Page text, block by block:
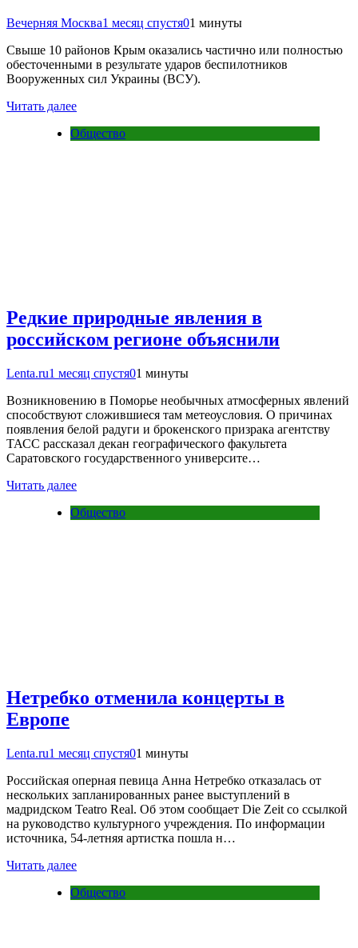
Вечерняя Москва1 месяц спустя01 минуты
Свыше 10 районов Крым оказались частично или полностью
обесточенными в результате ударов беспилотников
Вооруженных сил Украины (ВСУ).
Читать далее
Общество
Редкие природные явления в
российском регионе объяснили
Lenta.ru1 месяц спустя01 минуты
Возникновению в Поморье необычных атмосферных явлений
способствуют сложившиеся там метеоусловия. О причинах
появления белой радуги и брокенского призрака агентству
ТАСС рассказал декан географического факультета
Саратовского государственного университе…
Читать далее
Общество
Нетребко отменила концерты в
Европе
Lenta.ru1 месяц спустя01 минуты
Российская оперная певица Анна Нетребко отказалась от
нескольких запланированных ранее выступлений в
мадридском Teatro Real. Об этом сообщает Die Zeit со ссылкой
на руководство культурного учреждения. По информации
источника, 54-летняя артистка пошла н…
Читать далее
Общество